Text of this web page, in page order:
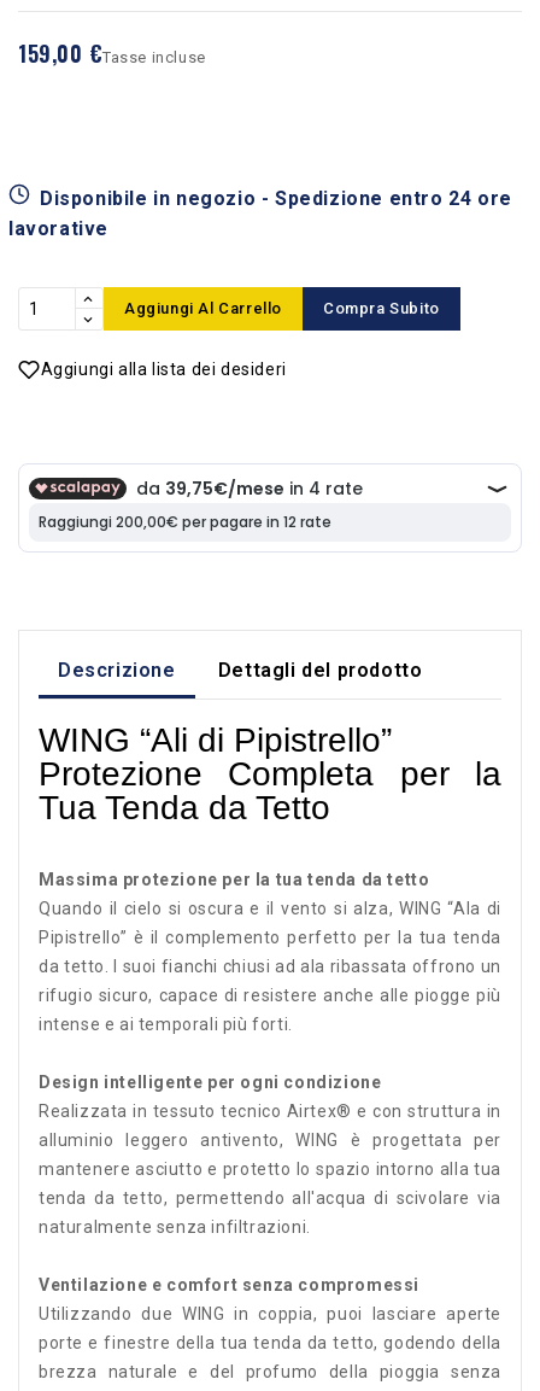
159,00 €Tasse incluse
Disponibile in negozio - Spedizione entro 24 ore
lavorative
Aggiungi Al Carrello Compra Subito
Aggiungi alla lista dei desideri
Descrizione Dettagli del prodotto
WING “Ali di Pipistrello”
Protezione Completa per la
Tua Tenda da Tetto
Massima protezione per la tua tenda da tetto
Quando il cielo si oscura e il vento si alza, WING “Ala di
Pipistrello” è il complemento perfetto per la tua tenda
da tetto. I suoi fianchi chiusi ad ala ribassata offrono un
rifugio sicuro, capace di resistere anche alle piogge più
intense e ai temporali più forti.
Design intelligente per ogni condizione
Realizzata in tessuto tecnico Airtex® e con struttura in
alluminio leggero antivento, WING è progettata per
mantenere asciutto e protetto lo spazio intorno alla tua
tenda da tetto, permettendo all'acqua di scivolare via
naturalmente senza infiltrazioni.
Ventilazione e comfort senza compromessi
Utilizzando due WING in coppia, puoi lasciare aperte
porte e finestre della tua tenda da tetto, godendo della
brezza naturale e del profumo della pioggia senza